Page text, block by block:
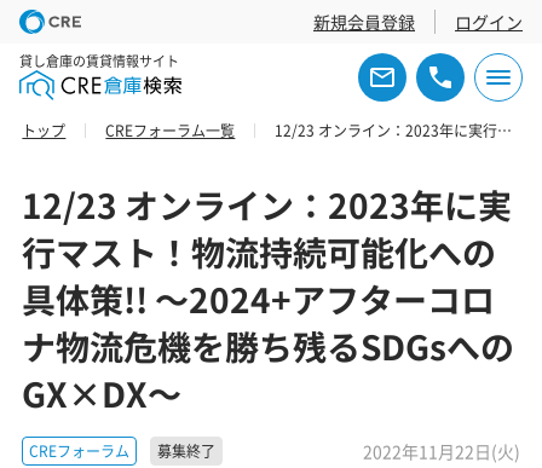
新規会員登録 ログイン
貸し倉庫の賃貸情報サイト
トップ CREフォーラム一覧 12/23 オンライン：2023年に実行マスト！物流持続可能化への具体策!! ～2024+アフターコロナ物流危機を勝ち残るSDGsへのGX×DX～
12/23 オンライン：2023年に実
行マスト！物流持続可能化への
具体策!! ～2024+アフターコロ
ナ物流危機を勝ち残るSDGsへの
GX×DX～
CREフォーラム 募集終了
2022年11月22日(火)